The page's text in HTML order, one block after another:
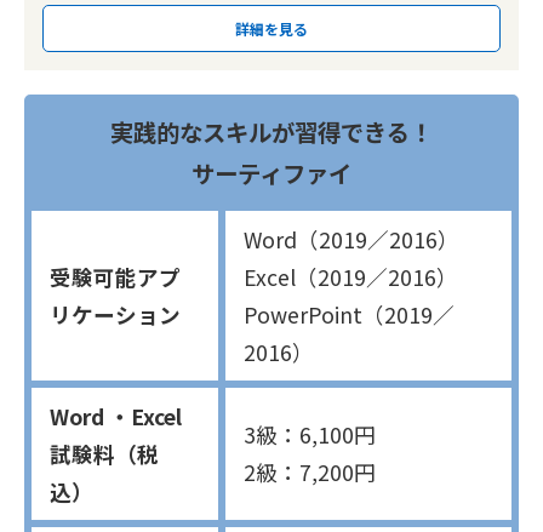
詳細を見る
実践的なスキルが習得できる！
サーティファイ
受験可能アプ
リケーション
Word（2019／2016）
Excel（2019／2016）
PowerPoint（2019／
2016）
Word ・Excel
試験料（税
込）
3級：6,100円
2級：7,200円